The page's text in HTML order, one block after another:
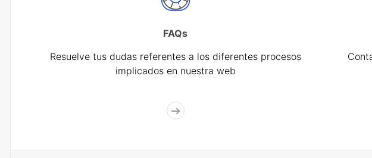
FAQs
Resuelve tus dudas referentes a los diferentes procesos
implicados en nuestra web